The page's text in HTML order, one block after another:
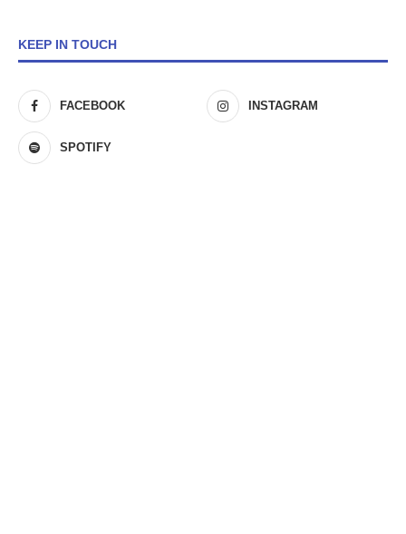
KEEP IN TOUCH
FACEBOOK INSTAGRAM
SPOTIFY